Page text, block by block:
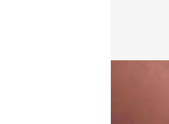
Las claves